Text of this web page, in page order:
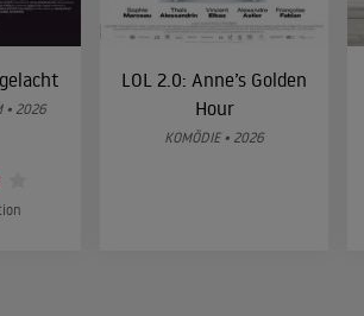
• 2026
LOL 2.0: Anne’s Golden
Hour
KOMÖDIE • 2026